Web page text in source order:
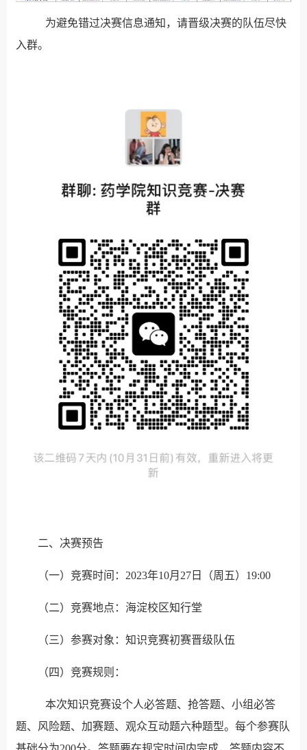
为避免错过决赛信息通知，请晋级决赛的队伍尽快
入群。
二、决赛预告
（一）竞赛时间：2023年10月27日（周五）19:00
（二）竞赛地点：海淀校区知行堂
（三）参赛对象：知识竞赛初赛晋级队伍
（四）竞赛规则：
本次知识竞赛设个人必答题、抢答题、小组必答
题、风险题、加赛题、观众互动题六种题型。每个参赛队